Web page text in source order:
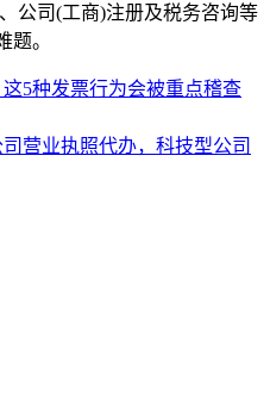
、公司(工商)注册及税务咨询等
题。
5种发票行为会被重点稽查
营业执照代办，科技型公司